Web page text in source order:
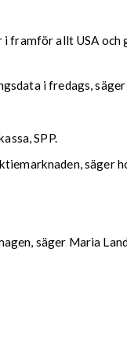
i framför allt USA och
i fredags,
SPP.
säger
säger Maria